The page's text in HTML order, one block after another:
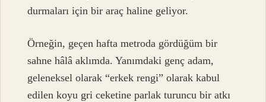
durmaları için bir araç haline geliyor.
Örneğin, geçen hafta metroda gördüğüm bir
sahne hâlâ aklımda. Yanımdaki genç adam,
geleneksel olarak “erkek rengi” olarak kabul
edilen koyu gri ceketine parlak turuncu bir atkı